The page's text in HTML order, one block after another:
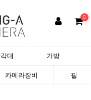
0
대 가방
카메라장비
필